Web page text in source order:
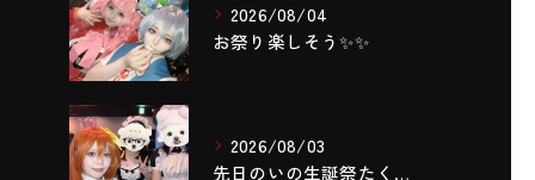
2026/08/04
お祭り楽しそう✨️✨️
2026/08/03
先日のいの生誕祭たくさんのご来店ありがとうございました‼️🌼...